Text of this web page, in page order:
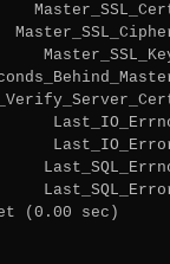
(0.00 sec)